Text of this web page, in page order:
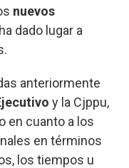
nuevos
dado lugar a
anteriormente
y la Cjppu,
en cuanto a los
en términos
los tiempos u